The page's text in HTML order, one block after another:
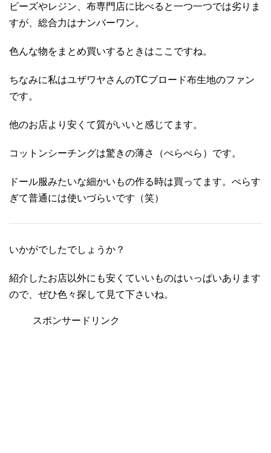
ビーズやレジン、布専門店に比べると一つ一つでは劣りま
すが、総合力はナンバーワン。
色んな物をまとめ買いするときはここですね。
ちなみに私はユザワヤさんのTCブロード布生地のファン
です。
他のお店より安くて質がいいと感じてます。
コットンシーチングは驚きの薄さ（ぺらぺら）です。
ドール服みたいな細かいもの作る時は買ってます。ぺらす
ぎて普通には使いづらいです（笑）
いかがでしたでしょうか？
紹介したお店以外にも安くていいものはいっぱいあります
ので、ぜひ色々探して見て下さいね。
スポンサードリンク